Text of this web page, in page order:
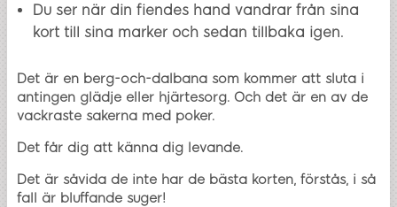
Du ser när din fiendes hand vandrar från sina
kort till sina marker och sedan tillbaka igen.
Det är en berg-och-dalbana som kommer att sluta i
antingen glädje eller hjärtesorg. Och det är en av de
vackraste sakerna med poker.
Det får dig att känna dig levande.
Det är såvida de inte har de bästa korten, förstås, i så
fall är bluffande suger!